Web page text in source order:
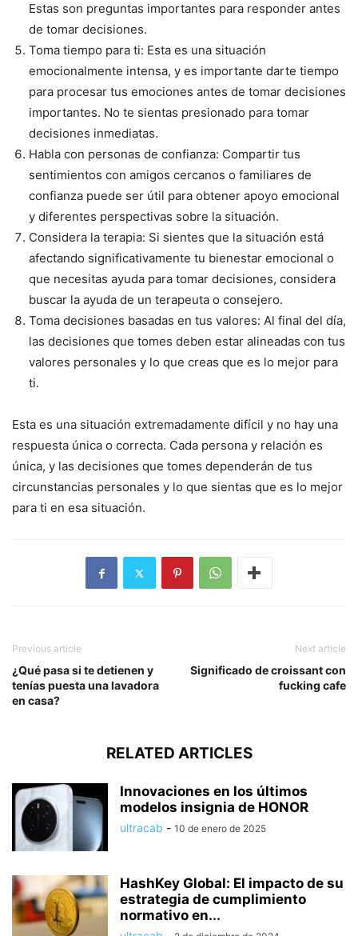
Estas son preguntas importantes para responder antes
de tomar decisiones.
Toma tiempo para ti: Esta es una situación
emocionalmente intensa, y es importante darte tiempo
para procesar tus emociones antes de tomar decisiones
importantes. No te sientas presionado para tomar
decisiones inmediatas.
Habla con personas de confianza: Compartir tus
sentimientos con amigos cercanos o familiares de
confianza puede ser útil para obtener apoyo emocional
y diferentes perspectivas sobre la situación.
Considera la terapia: Si sientes que la situación está
afectando significativamente tu bienestar emocional o
que necesitas ayuda para tomar decisiones, considera
buscar la ayuda de un terapeuta o consejero.
Toma decisiones basadas en tus valores: Al final del día,
las decisiones que tomes deben estar alineadas con tus
valores personales y lo que creas que es lo mejor para
ti.
Esta es una situación extremadamente difícil y no hay una
respuesta única o correcta. Cada persona y relación es
única, y las decisiones que tomes dependerán de tus
circunstancias personales y lo que sientas que es lo mejor
para ti en esa situación.
Previous article
¿Qué pasa si te detienen y
tenías puesta una lavadora
en casa?
Next article
Significado de croissant con
fucking cafe
RELATED ARTICLES
Innovaciones en los últimos
modelos insignia de HONOR
ultracab - 10 de enero de 2025
HashKey Global: El impacto de su
estrategia de cumplimiento
normativo en...